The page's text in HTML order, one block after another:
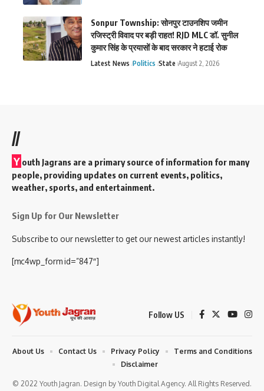
Sonpur Township: सोनपुर टाउनशिप जमीन
रजिस्ट्री विवाद पर बड़ी राहत! RJD MLC डॉ. सुनील
कुमार सिंह के प्रयासों के बाद सरकार ने हटाई रोक
Latest News Politics State August 2, 2026
//
Y outh Jagrans are a primary source of information for many
people, providing updates on current events, politics,
weather, sports, and entertainment.
Sign Up for Our Newsletter
Subscribe to our newsletter to get our newest articles instantly!
[mc4wp_form id=”847″]
Follow US
© 2022 Youth Jagran. Design by Youth Digital Agency. All Rights Reserved.
About Us Contact Us Privacy Policy
Terms and Conditions
Disclaimer